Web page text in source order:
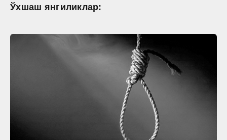
Ўхшаш янгиликлар: